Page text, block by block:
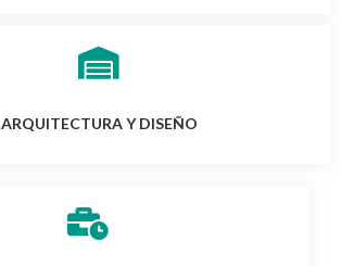
ARQUITECTURA Y DISEÑO